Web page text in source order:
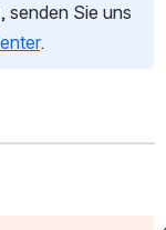
senden Sie uns
.